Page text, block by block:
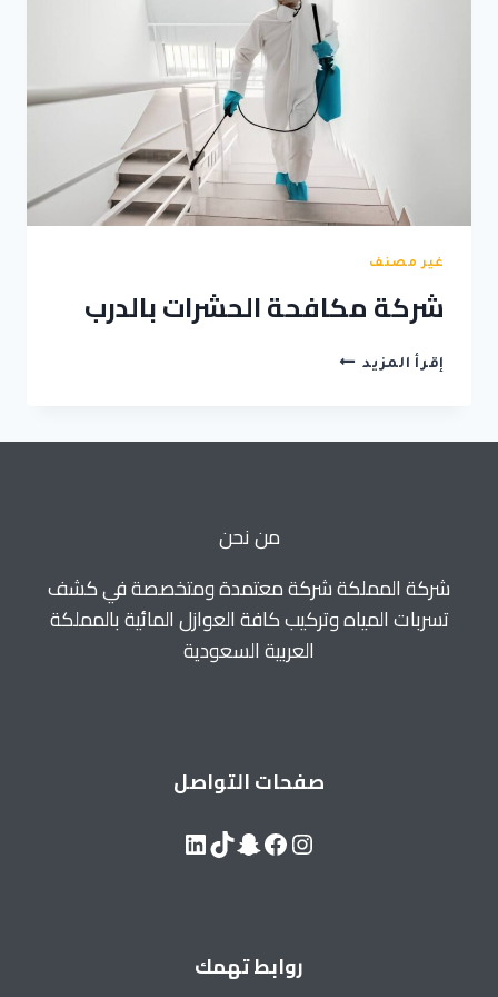
غير مصنف
شركة مكافحة الحشرات بالدرب
إقرأ المزيد شركة
من نحن
شركة المملكة شركة معتمدة ومتخصصة في كشف
تسربات المياه وتركيب كافة العوازل المائية بالمملكة
العربية السعودية
صفحات التواصل
Instagram
Facebook
Snapchat
TikTok
LinkedIn
روابط تهمك